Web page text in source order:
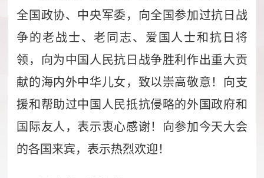
全国政协、中央军委，向全国参加过抗日战
争的老战士、老同志、爱国人士和抗日将
领，向为中国人民抗日战争胜利作出重大贡
献的海内外中华儿女，致以崇高敬意！向支
援和帮助过中国人民抵抗侵略的外国政府和
国际友人，表示衷心感谢！向参加今天大会
的各国来宾，表示热烈欢迎！